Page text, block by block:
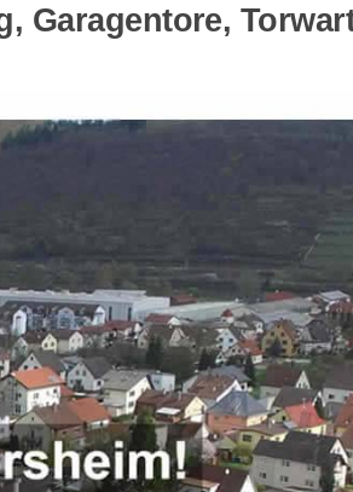
Garagentore,